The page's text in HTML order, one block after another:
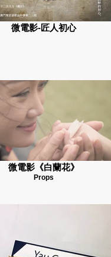
微電影-匠人初心
微電影《白蘭花》
Props